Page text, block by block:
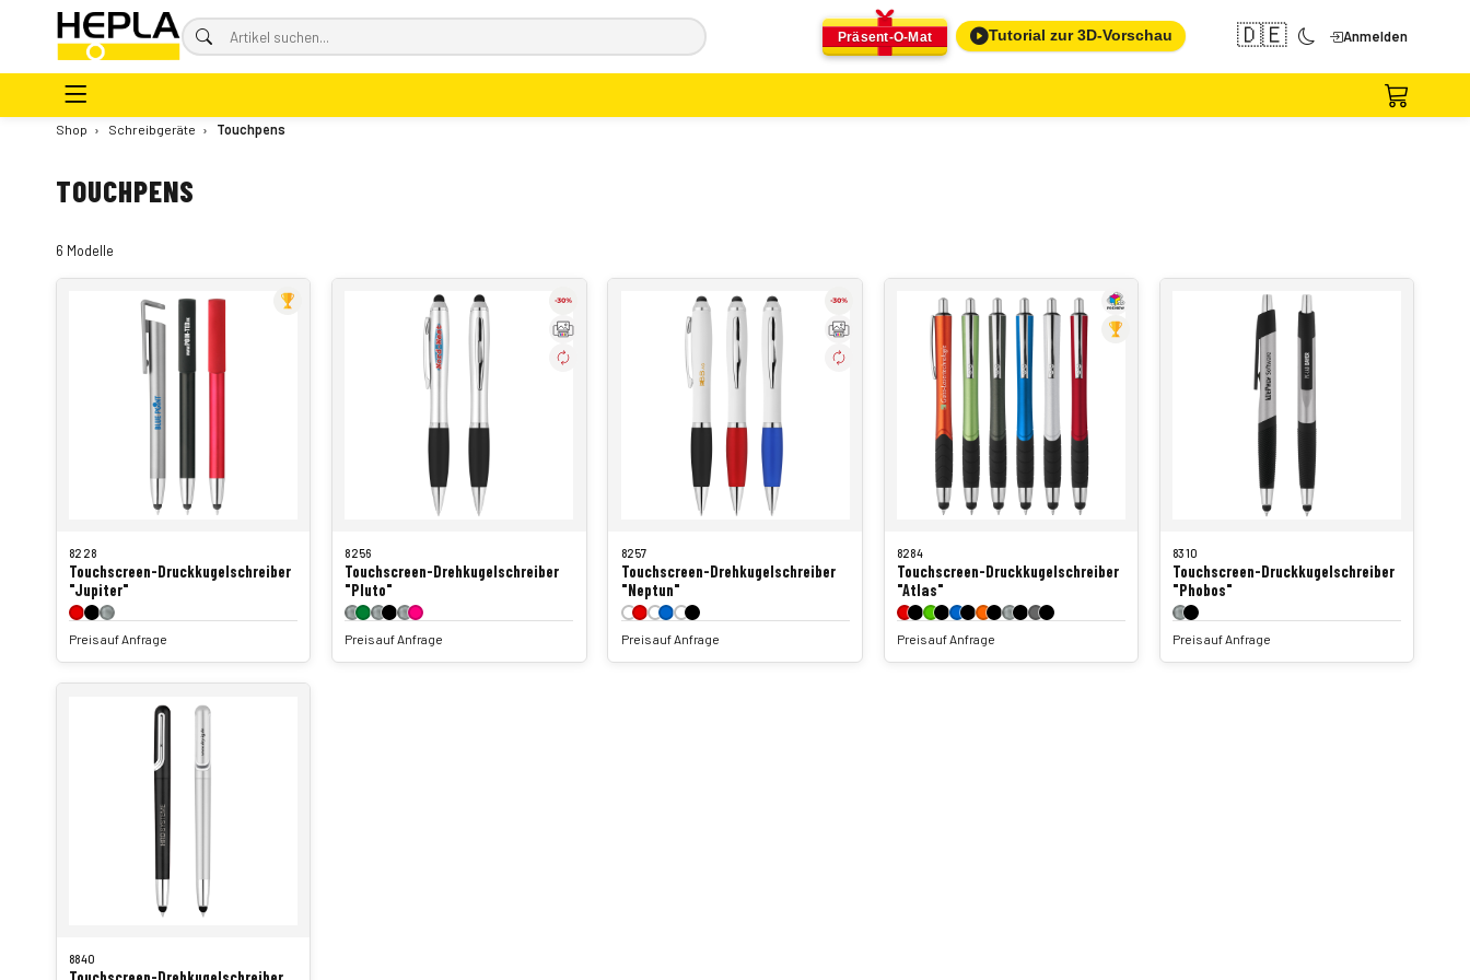
Präsent-O-Mat Tutorial zur 3D-Vorschau 🇩🇪 Anmelden
Shop › Schreibgeräte › Touchpens
TOUCHPENS
6 Modelle
8228
Touchscreen-Druckkugelschreiber
"Jupiter"
Preis auf Anfrage
8256
Touchscreen-Drehkugelschreiber
"Pluto"
Preis auf Anfrage
8257
Touchscreen-Drehkugelschreiber
"Neptun"
Preis auf Anfrage
8284
Touchscreen-Druckkugelschreiber
"Atlas"
Preis auf Anfrage
8310
Touchscreen-Druckkugelschreiber
"Phobos"
Preis auf Anfrage
8840